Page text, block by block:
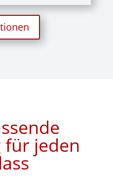
für jeden